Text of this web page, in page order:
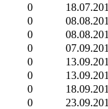
0
0
0
0
0
0
0
0